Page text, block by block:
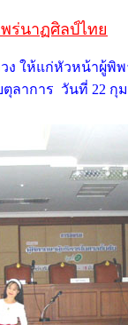
ร่นาฏศิลป์ไทย
ง ให้แก่หัวหน้าผู้พิ
าการ วันที่ 22 กุม